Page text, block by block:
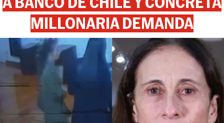
MILLONARIA DEMANDA